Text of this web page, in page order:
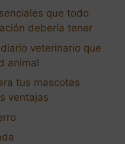
que todo
debería tener
veterinario que
animal
tus mascotas
ventajas